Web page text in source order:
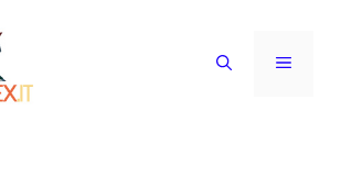
MENU